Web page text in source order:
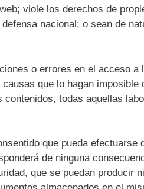
viole los derechos de
nacional; o sean de
o errores en el acceso
que lo hagan
todas aquellas
que pueda
de ninguna
que se puedan producir